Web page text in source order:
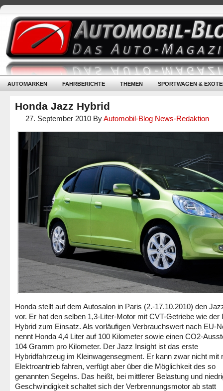
AUTOMARKEN FAHRBERICHTE THEMEN SPORTWAGEN &
Honda Jazz Hybrid
27. September 2010 ByAutomobil-Blog News-Redaktion
Honda stellt auf dem Autosalon in Paris (2.-17.10.2010) den
vor. Er hat den selben 1,3-Liter-Motor mit CVT-Getriebe wie der
Hybrid zum Einsatz. Als vorläufigen Verbrauchswert nach EU-
nennt Honda 4,4 Liter auf 100 Kilometer sowie einen CO2-
104 Gramm pro Kilometer. Der Jazz Insight ist das erste
Hybridfahrzeug im Kleinwagensegment. Er kann zwar nicht mit
Elektroantrieb fahren, verfügt aber über die Möglichkeit des so
genannten Segelns. Das heißt, bei mittlerer Belastung und
Geschwindigkeit schaltet sich der Verbrennungsmotor ab statt